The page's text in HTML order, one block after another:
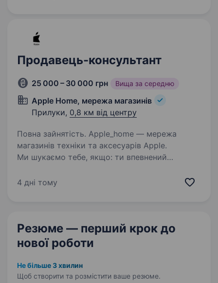
Продавець-консультант
25 000 – 30 000 грн Вища за середню
Apple Home, мережа магазинів
Прилуки, 0,8 км від центру
Повна зайнятість. Apple_home — мережа
магазинів техніки та аксесуарів Apple.
Ми шукаємо тебе, якщо: ти впевнений
на продукції Apple; любиш спілкуватися
4 дні тому
Резюме — перший крок до
нової роботи
Не більше 3 хвилин
Щоб створити та розмістити ваше резюме.